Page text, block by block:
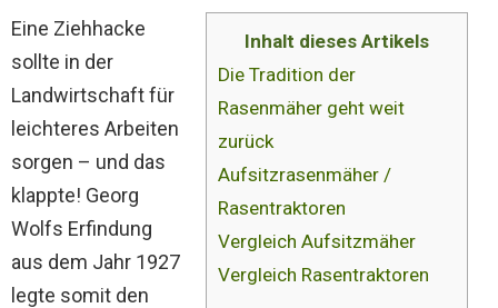
Inhalt dieses Artikels
Die Tradition der
Rasenmäher geht weit
zurück
Aufsitzrasenmäher /
Rasentraktoren
Vergleich Aufsitzmäher
Vergleich Rasentraktoren
Eine Ziehhacke
sollte in der
Landwirtschaft für
leichteres Arbeiten
sorgen – und das
klappte! Georg
Wolfs Erfindung
aus dem Jahr 1927
legte somit den